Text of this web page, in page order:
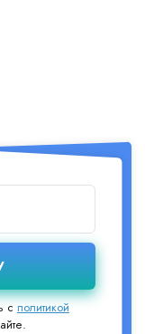
сполитикой